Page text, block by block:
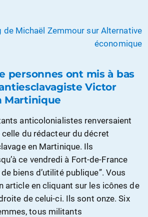
de Michaël Zemmour sur Alternative
économique
personnes ont mis à bas
Victor
Martinique
anticolonialistes renversaient
du rédacteur du décret
en Martinique. Ils
ce vendredi à Fort-de-France
biens d’utilité publique”. Vous
article en cliquant sur les icônes de
de celui-ci. Ils sont onze. Six
tous militants